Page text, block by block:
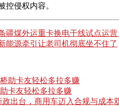
控侵权内容。
疆煤外运重卡换电干线试点运
能源牵引让老司机彻底坐不住了
卡友轻松多拉多赚